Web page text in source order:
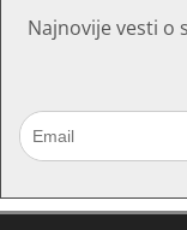
Najnovije vesti o